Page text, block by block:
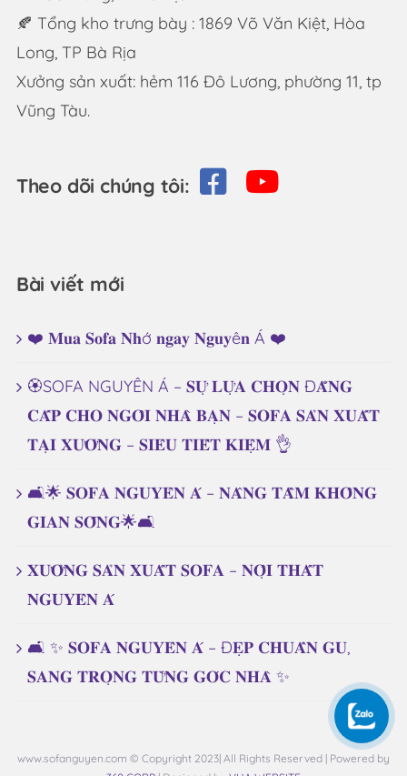
🍂 Tổng kho trưng bày : 1869 Võ Văn Kiệt, Hòa
Long, TP Bà Rịa
Xưởng sản xuất: hẻm 116 Đô Lương, phường 11, tp
Vũng Tàu.
Theo dõi chúng tôi:
Bài viết mới
❤️ 𝐌𝐮𝐚 𝐒𝐨𝐟𝐚 𝐍𝐡ớ 𝐧𝐠𝐚𝐲 𝐍𝐠𝐮𝐲ê𝐧 Á ❤️
🏵️SOFA NGUYÊN Á – 𝐒𝐔̛̣ 𝐋𝐔̛̣𝐀 𝐂𝐇𝐎̣𝐍 Đ𝐀̆̉𝐍𝐆
𝐂𝐀̂́𝐏 𝐂𝐇𝐎 𝐍𝐆𝐎̂𝐈 𝐍𝐇𝐀̀ 𝐁𝐀̣𝐍 – 𝐒𝐎𝐅𝐀 𝐒𝐀̉𝐍 𝐗𝐔𝐀̂́𝐓
𝐓𝐀̣𝐈 𝐗𝐔̛𝐎̛̉𝐍𝐆 – 𝐒𝐈𝐄̂𝐔 𝐓𝐈𝐄̂́𝐓 𝐊𝐈𝐄̣̂𝐌 👌
🛋️🌟 𝐒𝐎𝐅𝐀 𝐍𝐆𝐔𝐘𝐄̂𝐍 𝐀́ – 𝐍𝐀̂𝐍𝐆 𝐓𝐀̂̀𝐌 𝐊𝐇𝐎̂𝐍𝐆
𝐆𝐈𝐀𝐍 𝐒𝐎̂́𝐍𝐆🌟🛋️
𝐗𝐔̛𝐎̛̉𝐍𝐆 𝐒𝐀̉𝐍 𝐗𝐔𝐀̂́𝐓 𝐒𝐎𝐅𝐀 – 𝐍𝐎̣̂𝐈 𝐓𝐇𝐀̂́𝐓
𝐍𝐆𝐔𝐘𝐄̂𝐍 𝐀́
🛋️ ✨ 𝐒𝐎𝐅𝐀 𝐍𝐆𝐔𝐘𝐄̂𝐍 𝐀́ – Đ𝐄̣𝐏 𝐂𝐇𝐔𝐀̂̉𝐍 𝐆𝐔,
𝐒𝐀𝐍𝐆 𝐓𝐑𝐎̣𝐍𝐆 𝐓𝐔̛̀𝐍𝐆 𝐆𝐎́𝐂 𝐍𝐇𝐀̀ ✨
www.sofanguyen.com © Copyright 2023| All Rights Reserved | Powered by